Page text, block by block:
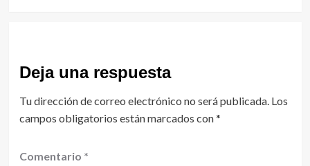
Deja una respuesta
Tu dirección de correo electrónico no será publicada. Los
campos obligatorios están marcados con*
Comentario *